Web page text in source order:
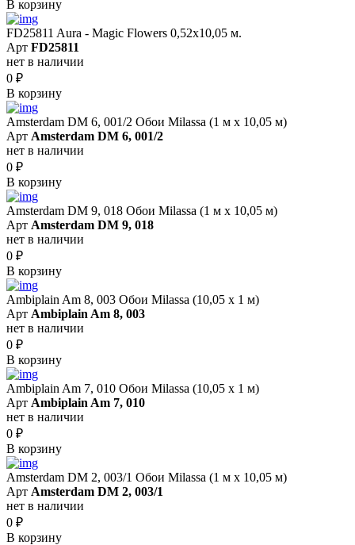
В корзину
FD25811 Aura - Magic Flowers 0,52x10,05 м.
Арт FD25811
нет в наличии
0 ₽
В корзину
Amsterdam DM 6, 001/2 Обои Milassa (1 м х 10,05 м)
Арт Amsterdam DM 6, 001/2
нет в наличии
0 ₽
В корзину
Amsterdam DM 9, 018 Обои Milassa (1 м х 10,05 м)
Арт Amsterdam DM 9, 018
нет в наличии
0 ₽
В корзину
Ambiplain Am 8, 003 Обои Milassa (10,05 х 1 м)
Арт Ambiplain Am 8, 003
нет в наличии
0 ₽
В корзину
Ambiplain Am 7, 010 Обои Milassa (10,05 х 1 м)
Арт Ambiplain Am 7, 010
нет в наличии
0 ₽
В корзину
Amsterdam DM 2, 003/1 Обои Milassa (1 м х 10,05 м)
Арт Amsterdam DM 2, 003/1
нет в наличии
0 ₽
В корзину